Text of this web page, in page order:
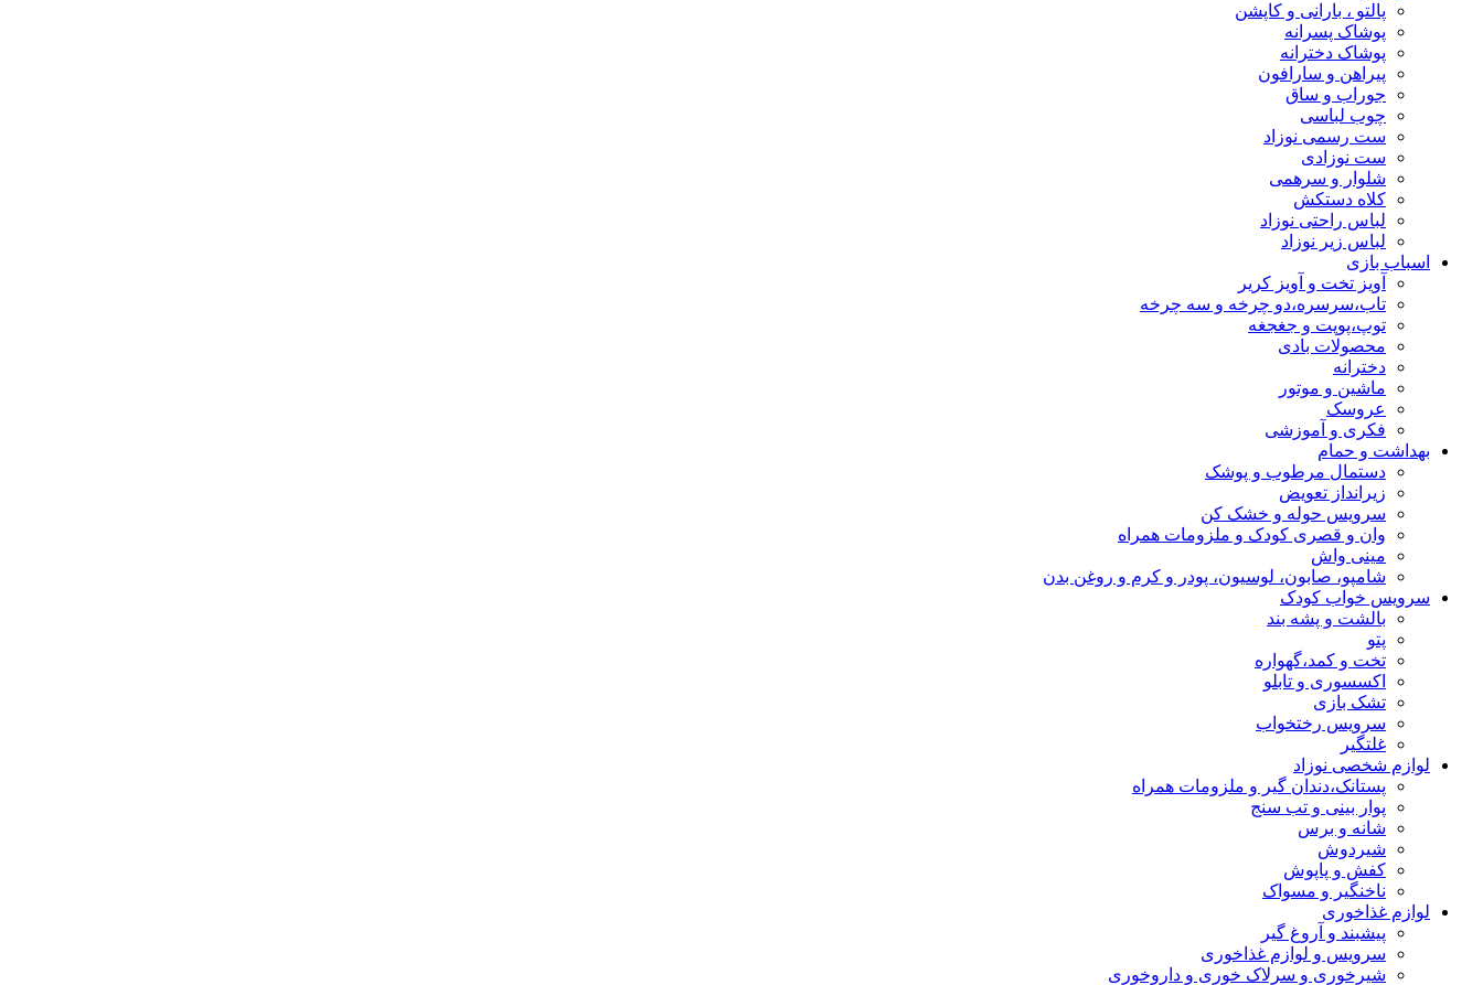
پالتو ، بارانی و کاپشن
پوشاک پسرانه
پوشاک دخترانه
پیراهن و سارافون
جوراب و ساق
چوب لباسی
ست رسمی نوزاد
ست نوزادی
شلوار و سرهمی
کلاه دستکش
لباس راحتی نوزاد
لباس زیر نوزاد
اسباب بازی
آویز تخت و آویز کریر
تاب،سرسره،دو چرخه و سه چرخه
توپ،پوپت و جغجغه
محصولات بادی
دخترانه
ماشین و موتور
عروسک
فکری و آموزشی
بهداشت و حمام
دستمال مرطوب و پوشک
زیرانداز تعویض
سرویس حوله و خشک کن
وان و قصری کودک و ملزومات همراه
مینی واش
شامپو، صابون، لوسیون، پودر و کرم و روغن بدن
سرویس خواب کودک
بالشت و پشه بند
پتو
تخت و کمد،گهواره
اکسسوری و تابلو
تشک بازی
سرویس رختخواب
غلتگیر
لوازم شخصی نوزاد
پستانک،دندان گیر و ملزومات همراه
پوار بینی و تب سنج
شانه و برس
شیردوش
کفش و پاپوش
ناخنگیر و مسواک
لوازم غذاخوری
پیشبند و آروغ گیر
سرویس و لوازم غذاخوری
شیرخوری و سرلاک خوری و داروخوری